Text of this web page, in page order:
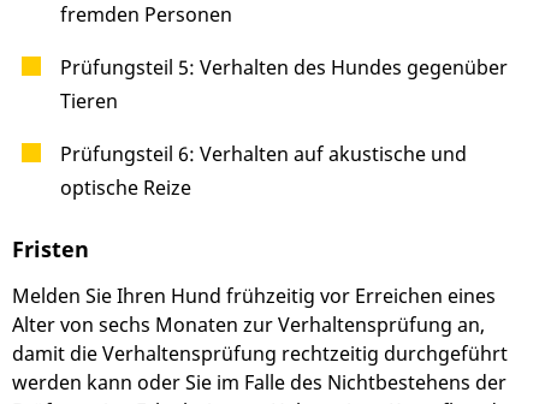
fremden Personen
Prüfungsteil 5: Verhalten des Hundes gegenüber
Tieren
Prüfungsteil 6: Verhalten auf akustische und
optische Reize
Fristen
Melden Sie Ihren Hund frühzeitig vor Erreichen eines
Alter von sechs Monaten zur Verhaltensprüfung an,
damit die Verhaltensprüfung rechtzeitig durchgeführt
werden kann oder Sie im Falle des Nichtbestehens der